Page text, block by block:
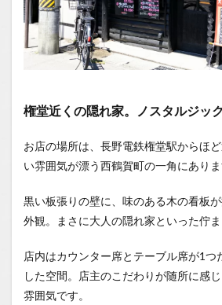
がスー
プに絡
む！
1.0.5
名脇役
辛さ調
能！
1.0.7
め：こ
絶対に
食べて
ほしい
感動の
権堂近くの隠れ家。ノスタルジッ
お店の場所は、長野電鉄権堂駅からほ
い雰囲気が漂う西鶴賀町の一角にありま
黒い板張りの壁に、味のある木の看板
外観。まさに大人の隠れ家といった佇ま
店内はカウンター席とテーブル席が1つ
した空間。店主のこだわりが随所に感
雰囲気です。